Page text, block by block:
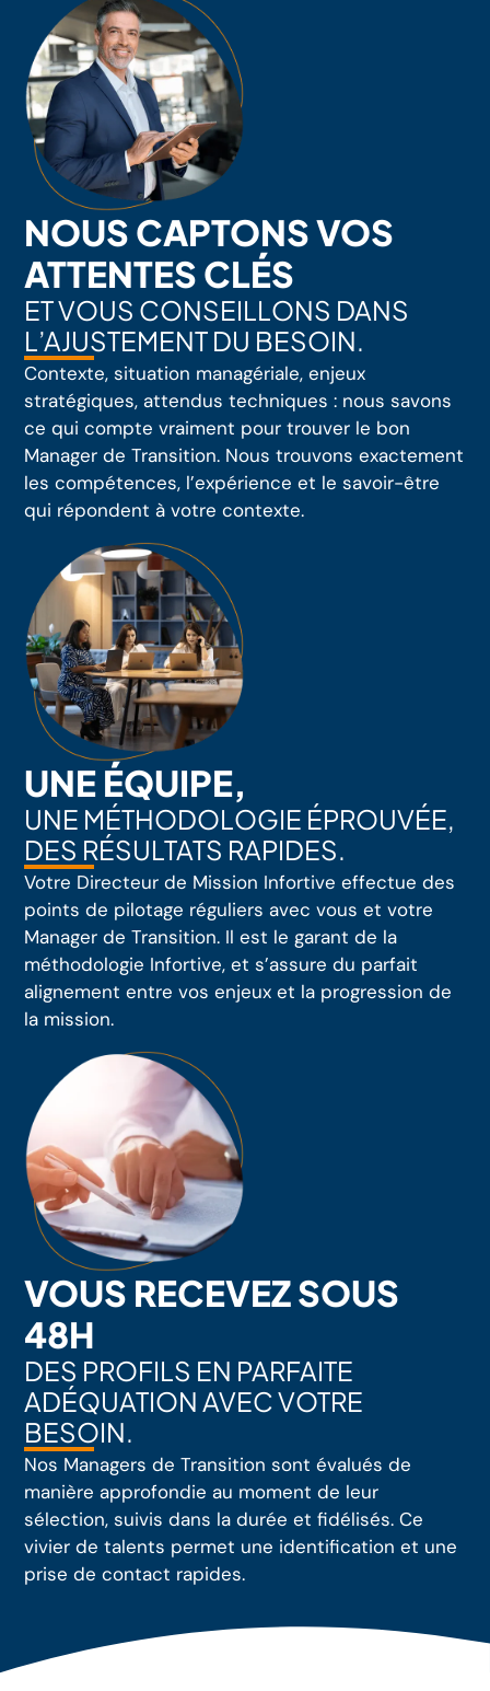
NOUS CAPTONS VOS
ATTENTES CLÉS
ET VOUS CONSEILLONS DANS
L’AJUSTEMENT DU BESOIN.
Contexte, situation managériale, enjeux
stratégiques, attendus techniques : nous savons
ce qui compte vraiment pour trouver le bon
Manager de Transition. Nous trouvons exactement
les compétences, l’expérience et le savoir-être
qui répondent à votre contexte.
UNE ÉQUIPE,
UNE MÉTHODOLOGIE ÉPROUVÉE,
DES RÉSULTATS RAPIDES.
Votre Directeur de Mission Infortive effectue des
points de pilotage réguliers avec vous et votre
Manager de Transition. Il est le garant de la
méthodologie Infortive, et s’assure du parfait
alignement entre vos enjeux et la progression de
la mission.
VOUS RECEVEZ SOUS
48H
DES PROFILS EN PARFAITE
ADÉQUATION AVEC VOTRE
BESOIN.
Nos Managers de Transition sont évalués de
manière approfondie au moment de leur
sélection, suivis dans la durée et fidélisés. Ce
vivier de talents permet une identification et une
prise de contact rapides.